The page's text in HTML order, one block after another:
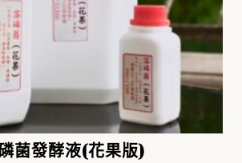
菌發酵液(花果版)